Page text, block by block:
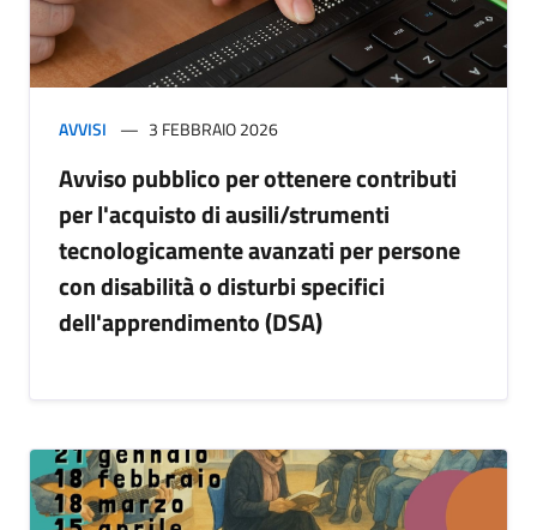
AVVISI 3 FEBBRAIO 2026
Avviso pubblico per ottenere contributi
per l'acquisto di ausili/strumenti
tecnologicamente avanzati per persone
con disabilità o disturbi specifici
dell'apprendimento (DSA)